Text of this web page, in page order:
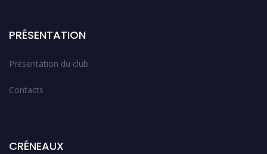
PRÉSENTATION
Présentation du club
Contacts
CRÉNEAUX